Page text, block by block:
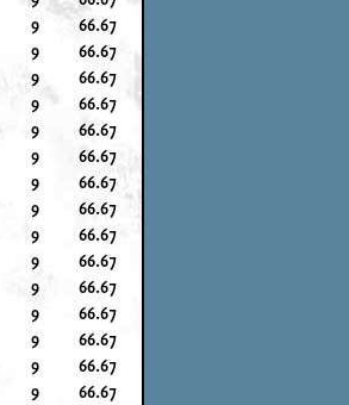
9
66.67
9
66.67
9
66.67
9
66.67
9
66.67
9
66.67
9
66.67
9
66.67
9
66.67
9
66.67
9
66.67
9
66.67
9
66.67
9
66.67
9
66.67